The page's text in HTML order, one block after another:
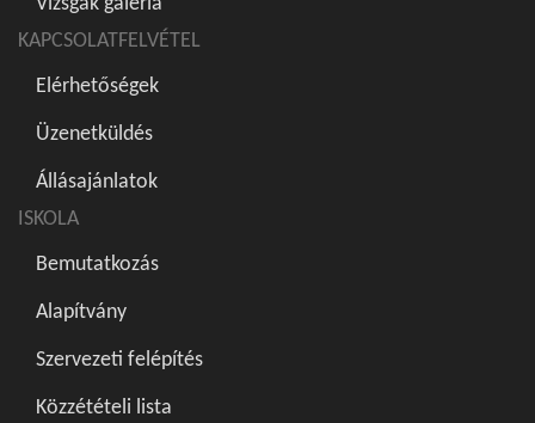
KAPCSOLATFELVÉTEL
Elérhetőségek
Üzenetküldés
Állásajánlatok
ISKOLA
Bemutatkozás
Alapítvány
Szervezeti felépítés
Közzétételi lista